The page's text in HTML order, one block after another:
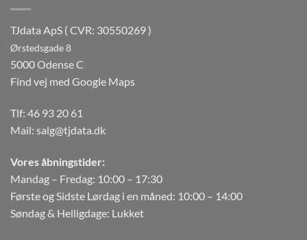
TJdata ApS ( CVR: 30550269 )
Ørstedsgade 8
5000 Odense C
Find vej med Google Maps
Tlf: 46 93 20 61
Mail: salg@tjdata.dk
Vores åbningstider:
Mandag – Fredag: 10:00 – 17:30
Første og Sidste Lørdag i en måned: 10:00 – 14:00
Søndag & Helligdage: Lukket